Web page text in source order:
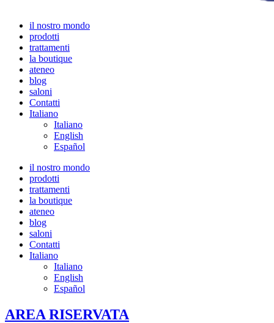
il nostro mondo
prodotti
trattamenti
la boutique
ateneo
blog
saloni
Contatti
Italiano
Italiano
English
Español
il nostro mondo
prodotti
trattamenti
la boutique
ateneo
blog
saloni
Contatti
Italiano
Italiano
English
Español
AREA RISERVATA